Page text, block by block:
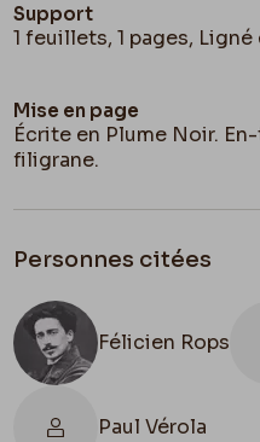
Support
1 feuillets, 1 pages,
Mise en page
Écrite en Plume Noir.
filigrane.
Personnes citées
Félicien Rops
Paul Vérola